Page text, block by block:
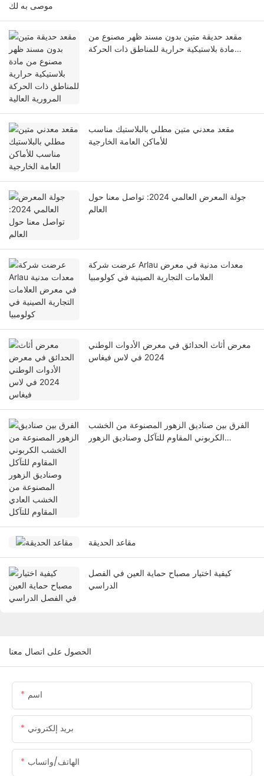
موصى به لك
مقعد حديقة متين بدون مسند ظهر مصنوع من
مادة بلاستيكية حرارية للمناطق ذات الحركة
مقعد معدني متين مطلي بالبلاستيك مناسب
للأماكن العامة الخارجية
جولة المعرض العالمي 2024: تواصل معنا حول
العالم
عرضت شركة Arlau معدات مدنية في معرض
العلامات التجارية الصينية في كولومبيا
معرض أثاث الحدائق في معرض الأدوات الوطني
2024 في لاس فيغاس
الفرق بين صناديق الزهور المصنوعة من الخشب
الكربوني المقاوم للتآكل وصناديق الزهور
مقاعد الحديقة
كيفية اختيار مصباح حماية العين في الفصل
الدراسي
الحصول على اتصال معنا
اسم
بريد إلكتروني
الهاتف/واتساب